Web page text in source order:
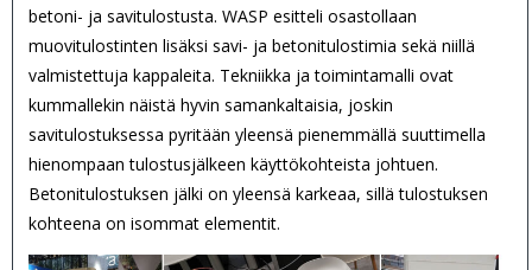
betoni- ja savitulostusta. WASP esitteli osastollaan
muovitulostinten lisäksi savi- ja betonitulostimia sekä niillä
valmistettuja kappaleita. Tekniikka ja toimintamalli ovat
kummallekin näistä hyvin samankaltaisia, joskin
savitulostuksessa pyritään yleensä pienemmällä suuttimella
hienompaan tulostusjälkeen käyttökohteista johtuen.
Betonitulostuksen jälki on yleensä karkeaa, sillä tulostuksen
kohteena on isommat elementit.